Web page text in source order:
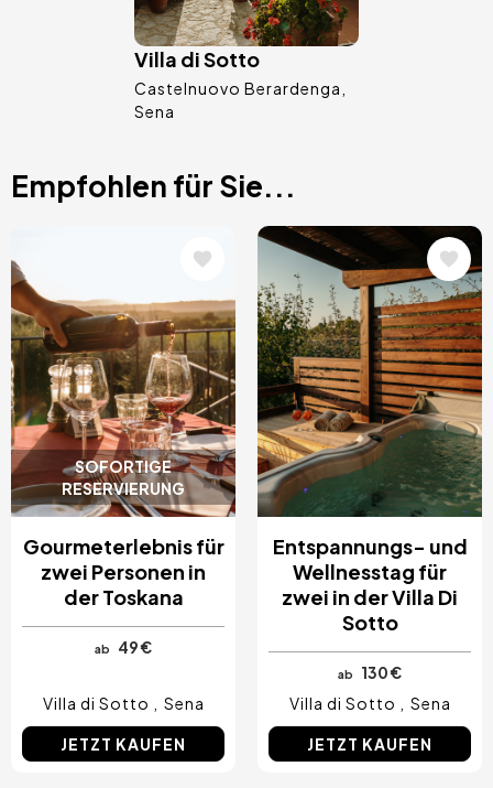
Villa di Sotto
Castelnuovo Berardenga
Sena
Empfohlen für Sie...
SOFORTIGE
RESERVIERUNG
Bild
Gourmeterlebnis für
zwei Personen in
der Toskana
ab 49 €
Villa di Sotto Sena
JETZT KAUFEN
Bild
Entspannungs- und
Wellnesstag für
zwei in der Villa Di
Sotto
ab
130 €
Villa di Sotto
Sena
JETZT KAUFEN